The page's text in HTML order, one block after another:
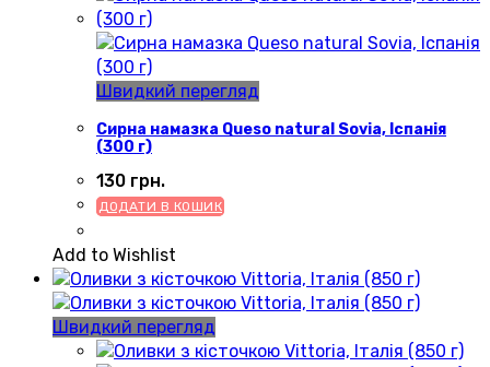
Швидкий перегляд
Сирна намазка Queso natural Sovia, Іспанія
(300 г)
130 грн.
ДОДАТИ В КОШИК
Add to Wishlist
Швидкий перегляд